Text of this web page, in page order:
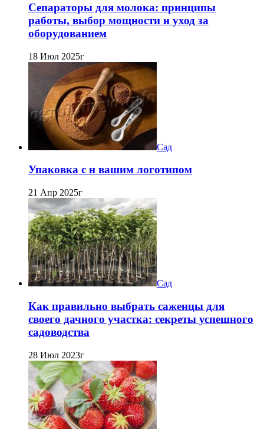
Сепараторы для молока: принципы
работы, выбор мощности и уход за
оборудованием
18 Июл 2025г
Сад
Упаковка с н вашим логотипом
21 Апр 2025г
Сад
Как правильно выбрать саженцы для
своего дачного участка: секреты успешного
садоводства
28 Июл 2023г